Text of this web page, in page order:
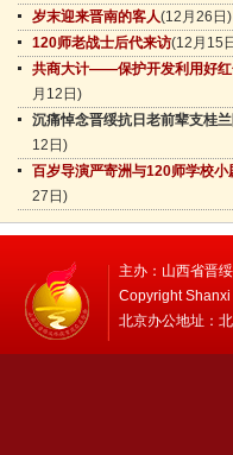
岁末迎来晋南的客人(12月26日)
120师老战士后代来访(12月15
共商大计——保护开发利用好红
月12日)
沉痛悼念晋绥抗日老前辈支桂
12日)
百岁导演严寄洲与120师学校小
27日)
主办：山西省晋
Copyright
北京办公地址：